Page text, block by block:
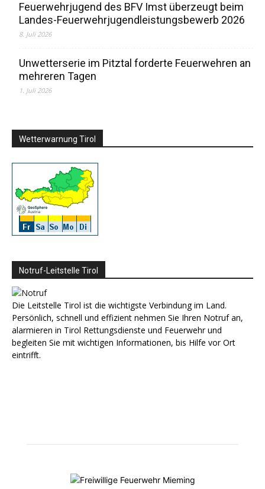
Feuerwehrjugend des BFV Imst überzeugt beim
Landes-Feuerwehrjugendleistungsbewerb 2026
8. Juli 2026
Unwetterserie im Pitztal forderte Feuerwehren an
mehreren Tagen
1. Juli 2026
Wetterwarnung Tirol
Notruf-Leitstelle Tirol
Die Leitstelle Tirol ist die wichtigste Verbindung im Land.
Persönlich, schnell und effizient nehmen Sie Ihren Notruf an,
alarmieren in Tirol Rettungsdienste und Feuerwehr und
begleiten Sie mit wichtigen Informationen, bis Hilfe vor Ort
eintrifft.